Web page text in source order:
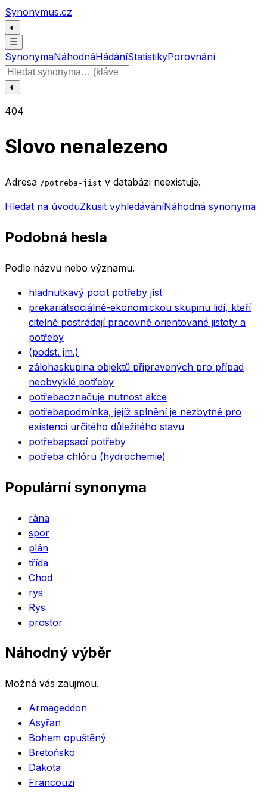
Přeskočit na obsah
Synonymus.cz
◐
☰
SynonymaNáhodnáHádáníStatistikyPorovnání
Hledat slovo
◐
404
Slovo nenalezeno
Adresa /potreba-jist v databázi neexistuje.
Hledat na úvoduZkusit vyhledáváníNáhodná synonyma
Podobná hesla
Podle názvu nebo významu.
hladnutkavý pocit potřeby jíst
prekariátsociálně-ekonomickou skupinu lidí, kteří
citelně postrádají pracovně orientované jistoty a
potřeby
(podst. jm.)
zálohaskupina objektů připravených pro případ
neobvyklé potřeby
potřebaoznačuje nutnost akce
potřebapodmínka, jejíž splnění je nezbytné pro
existenci určitého důležitého stavu
potřebapsací potřeby
potřeba chlóru (hydrochemie)
Populární synonyma
rána
spor
plán
třída
Chod
rys
Rys
prostor
Náhodný výběr
Možná vás zaujmou.
Armageddon
Asyřan
Bohem opuštěný
Bretoňsko
Dakota
Francouzi